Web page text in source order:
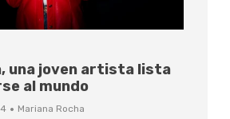
una joven artista lista
al mundo
· Mariana Rocha